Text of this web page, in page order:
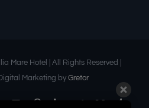
Mare Hotel | All Rights Reserved |
Marketing by Gretor
YouTubePinterestLinkedInTelegramMedium